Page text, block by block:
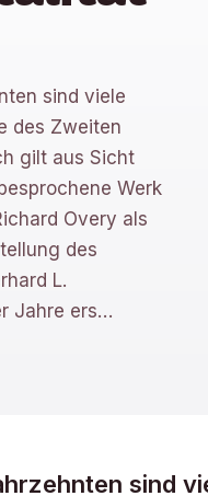
sind viele
des Zweiten
gilt aus Sicht
Werk
Overy als
des
L.
Jahre ers…
sind